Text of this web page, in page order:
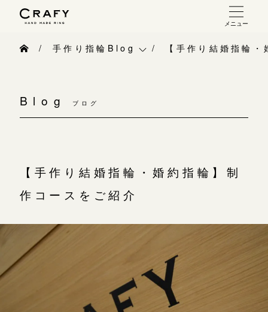
メニュー
指輪制作の流れ
指輪作品集
工房一覧
Blog ブログ
手作り指輪Blog
手作り指輪作品集
お客様インタビュー
指輪のハンドメイド・手作り
【手作り結婚指輪
【手作り結婚指輪・婚約指輪】制
作コースをご紹介
10:00～18:00 /年中無休
年末年始は除く
こちら
表参道店 来店ご予約
来店ご予約